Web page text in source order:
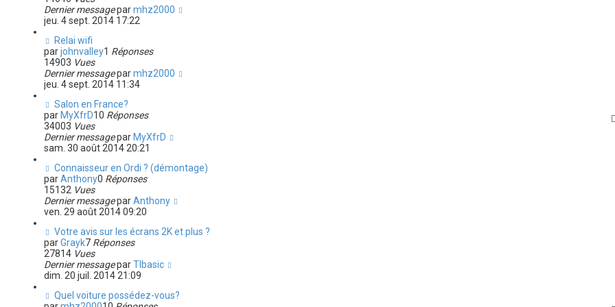
Dernier messageparmhz2000
jeu. 4 sept. 2014 17:22
Relai wifi
parjohnvalley1 Réponses
14903 Vues
Dernier messageparmhz2000
jeu. 4 sept. 2014 11:34
Salon en France?
par MyXfrD10 Réponses
34003 Vues
Dernier messagepar MyXfrD
sam. 30 août 2014 20:21
Connaisseur en Ordi ? (démontage)
parAnthony0 Réponses
15132 Vues
Dernier messageparAnthony
ven. 29 août 2014 09:20
Votre avis sur les écrans 2K et plus ?
parGrayk7 Réponses
27814 Vues
Dernier messageparTIbasic
dim. 20 juil. 2014 21:09
Quel voiture possédez-vous?